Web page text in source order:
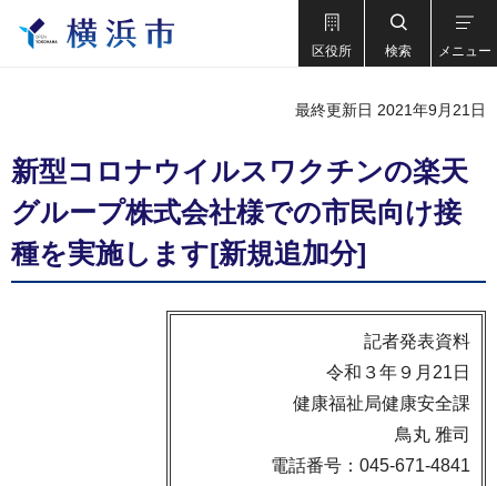
区役所 検索 メニュー
最終更新日 2021年9月21日
新型コロナウイルスワクチンの楽天
グループ株式会社様での市民向け接
種を実施します[新規追加分]
記者発表資料
令和３年９月21日
健康福祉局健康安全課
鳥丸 雅司
電話番号：045-671-4841